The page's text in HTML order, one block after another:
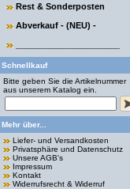
Rest & Sonderposten
Abverkauf - (NEU) -
Schnellkauf
Bitte geben Sie die Artikelnummer
aus unserem Katalog ein.
Mehr über...
Liefer- und Versandkosten
Privatsphäre und Datenschutz
Unsere AGB's
Impressum
Kontakt
Widerrufsrecht & Widerruf